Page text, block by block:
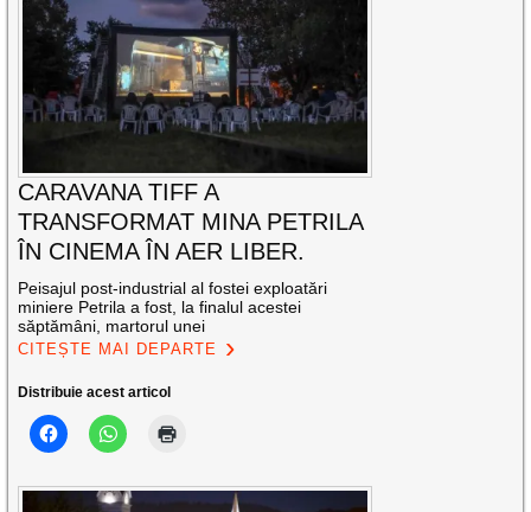
CARAVANA TIFF A
TRANSFORMAT MINA PETRILA
ÎN CINEMA ÎN AER LIBER.
Peisajul post-industrial al fostei exploatări
miniere Petrila a fost, la finalul acestei
săptămâni, martorul unei
CITEȘTE MAI DEPARTE
Distribuie acest articol